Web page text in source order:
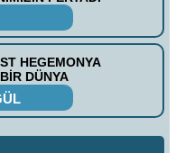
HEGEMONYA
DÜNYA